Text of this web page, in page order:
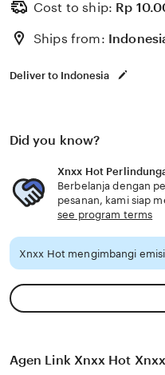
Cost to ship: Rp
Ships from:
Deliver to Indonesia
Did you know?
Xnxx Hot
Berbelanja dengan
pesanan, kami siap
see program terms
Xnxx Hot mengimbangi
Agen Link Xnxx Hot Xnxx